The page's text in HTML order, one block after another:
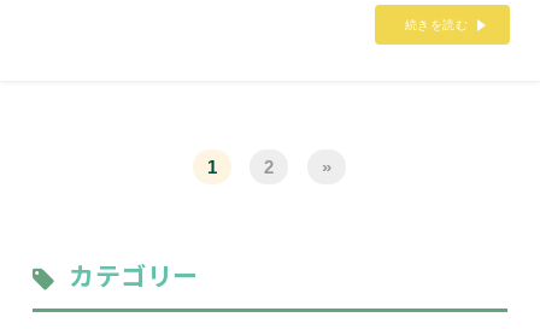
続きを読む
1 2 »
カテゴリー